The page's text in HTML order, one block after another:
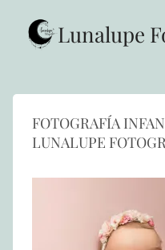
contenido Lunalupe
FOTOGRAFÍA
LUNALUPE